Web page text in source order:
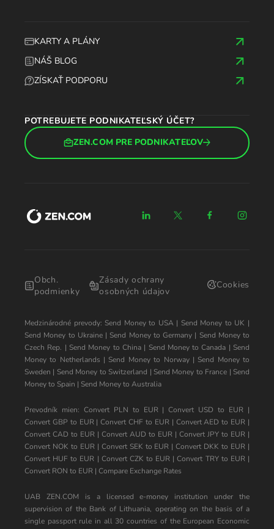
KARTY A PLÁNY
NÁŠ BLOG
ZÍSKAŤ PODPORU
POTREBUJETE PODNIKATEĽSKÝ ÚČET?
ZEN.COM PRE PODNIKATEĽOV
Obch.
podmienky
Zásady ochrany
osobných údajov
Cookies
Medzinárodné prevody: Send Money to USA| Send Money to UK |
Send Money to Ukraine| Send Money to Germany | Send Money to
Czech Rep. | Send Money to China| Send Money to Canada | Send
Money to Netherlands | Send Money to Norway| Send Money to
Sweden | Send Money to Switzerland | Send Money to France | Send
Money to Spain | Send Money to Australia
Prevodník mien: Convert PLN to EUR|Convert USD to EUR |
Convert GBP to EUR|Convert CHF to EUR| Convert AED to EUR |
Convert CAD to EUR | Convert AUD to EUR | Convert JPY to EUR |
Convert NOK to EUR| Convert SEK to EUR |Convert DKK to EUR |
Convert HUF to EUR | Convert CZK to EUR |Convert TRY to EUR|
Convert RON to EUR | Compare Exchange Rates
UAB ZEN.COM is a licensed e-money institution under the
supervision of the Bank of Lithuania, operating on the basis of a
single passport rule in all 30 countries of the European Economic